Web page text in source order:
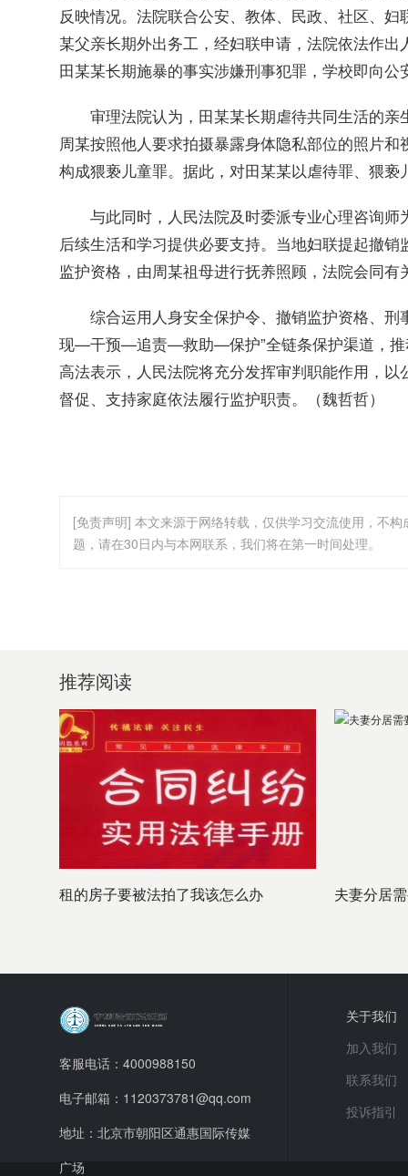
反映情况。法院联合公安、教体、民政、社区、
某父亲长期外出务工，经妇联申请，法院依法作
田某某长期施暴的事实涉嫌刑事犯罪，学校即向公
审理法院认为，田某某长期虐待共同生活的亲
周某按照他人要求拍摄暴露身体隐私部位的照片
构成猥亵儿童罪。据此，对田某某以虐待罪、猥
与此同时，人民法院及时委派专业心理咨询师
后续生活和学习提供必要支持。当地妇联提起撤
监护资格，由周某祖母进行抚养照顾，法院会同
综合运用人身安全保护令、撤销监护资格、刑
现—干预—追责—救助—保护”全链条保护渠道，推
高法表示，人民法院将充分发挥审判职能作用，
督促、支持家庭依法履行监护职责。（魏哲哲）
[免责声明] 本文来源于网络转载，仅供学习交流使用，不
题，请在30日内与本网联系，我们将在第一时间处理。
推荐阅读
租的房子要被法拍了我该怎么办 夫妻分居
客服电话：4000988150
电子邮箱：1120373781@qq.com
地址：北京市朝阳区通惠国际传媒
广场
关于我们
加入我们
联系我们
投诉指引